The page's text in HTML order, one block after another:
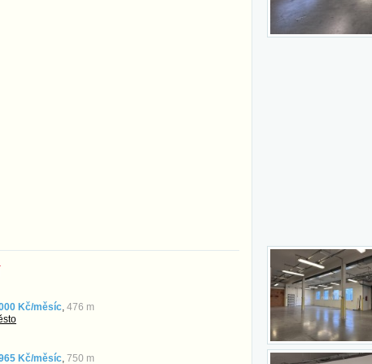
Kč/měsíc 476 m
Kč/měsíc 750 m